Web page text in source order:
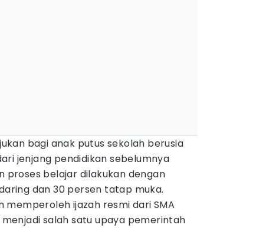
bagi anak putus sekolah berusia
jenjang pendidikan sebelumnya
proses belajar dilakukan dengan
dan 30 persen tatap muka.
memperoleh ijazah resmi dari SMA
menjadi salah satu upaya pemerintah